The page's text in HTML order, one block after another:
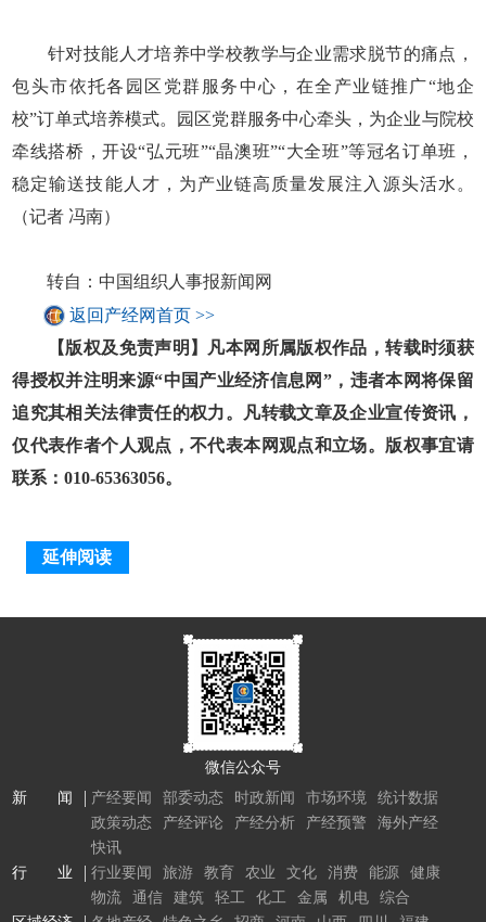
针对技能人才培养中学校教学与企业需求脱节的痛点，
包头市依托各园区党群服务中心，在全产业链推广“地企
校”订单式培养模式。园区党群服务中心牵头，为企业与院校
牵线搭桥，开设“弘元班”“晶澳班”“大全班”等冠名订单班，
稳定输送技能人才，为产业链高质量发展注入源头活水。
（记者 冯南）
转自：中国组织人事报新闻网
返回产经网首页 >>
【版权及免责声明】凡本网所属版权作品，转载时须获
得授权并注明来源“中国产业经济信息网”，违者本网将保留
追究其相关法律责任的权力。凡转载文章及企业宣传资讯，
仅代表作者个人观点，不代表本网观点和立场。版权事宜请
联系：010-65363056。
延伸阅读
微信公众号
新 闻
产经要闻 部委动态 时政新闻 市场环境
统计数据
政策动态
产经评论 产经分析 产经预警
海外产经
快讯
行 业
行业要闻 旅游 教育 农业 文化 消费 能源
健康
物流
通信 建筑 轻工 化工 金属 机电
综合